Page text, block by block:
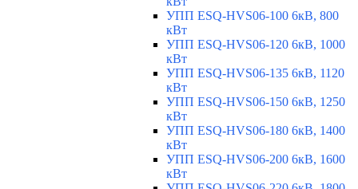
УПП ESQ-HVS06-100 6кВ, 800
кВт
УПП ESQ-HVS06-120 6кВ, 1000
кВт
УПП ESQ-HVS06-135 6кВ, 1120
кВт
УПП ESQ-HVS06-150 6кВ, 1250
кВт
УПП ESQ-HVS06-180 6кВ, 1400
кВт
УПП ESQ-HVS06-200 6кВ, 1600
кВт